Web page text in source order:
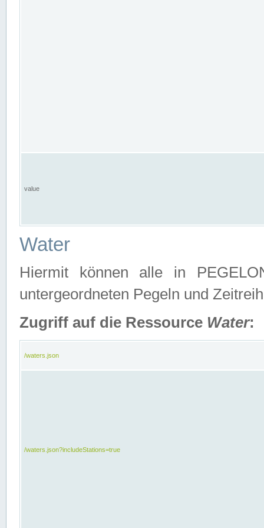
value
Water
Hiermit können alle in
untergeordneten Pegeln und
Zugriff auf die Ressource Water:
/waters.json
/waters.json?includeStations=true